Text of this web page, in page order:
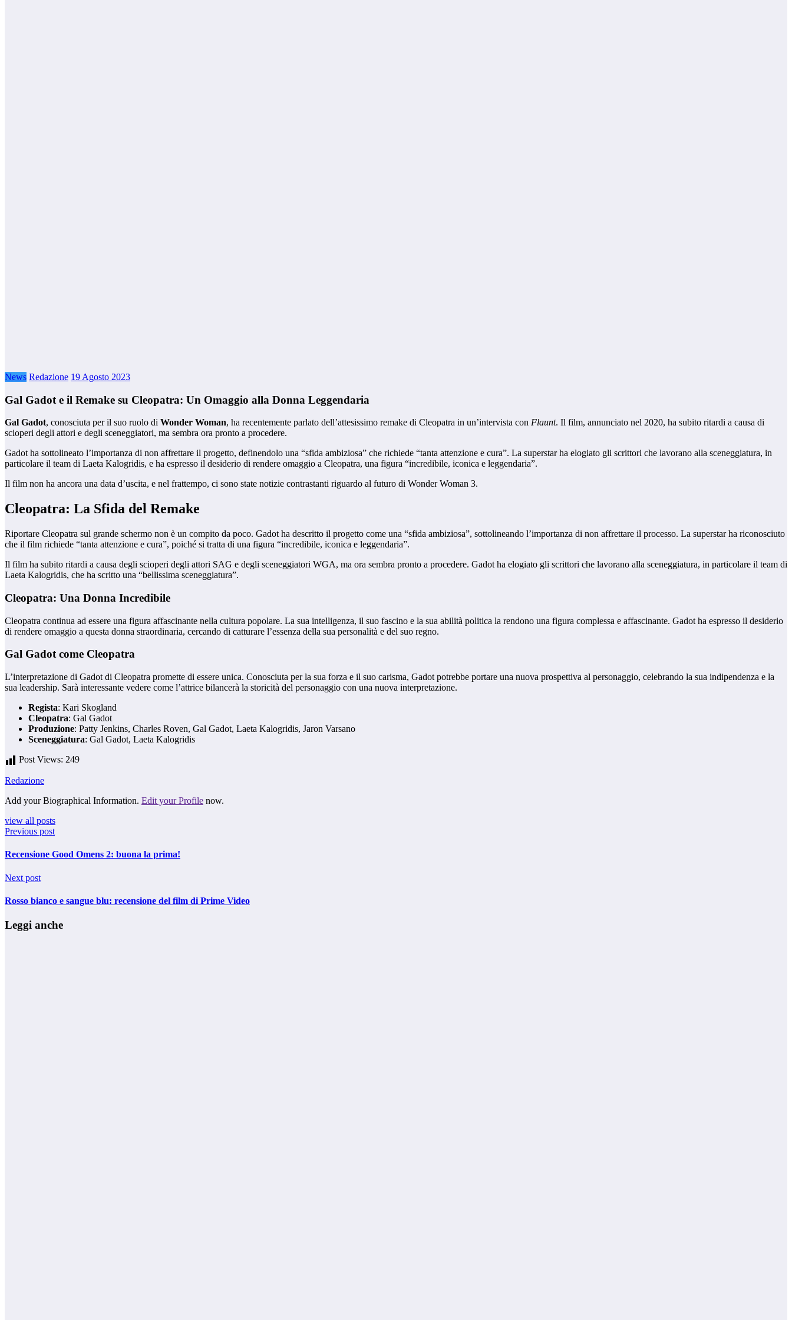
News Redazione 19 Agosto 2023
Gal Gadot e il Remake su Cleopatra: Un Omaggio alla Donna Leggendaria
Gal Gadot, conosciuta per il suo ruolo di Wonder Woman, ha recentemente parlato dell’attesissimo remake di Cleopatra in un’intervista con Flaunt. Il film, annunciato nel 2020, ha subito ritardi a causa di
scioperi degli attori e degli sceneggiatori, ma sembra ora pronto a procedere.
Gadot ha sottolineato l’importanza di non affrettare il progetto, definendolo una “sfida ambiziosa” che richiede “tanta attenzione e cura”. La superstar ha elogiato gli scrittori che lavorano alla sceneggiatura, in
particolare il team di Laeta Kalogridis, e ha espresso il desiderio di rendere omaggio a Cleopatra, una figura “incredibile, iconica e leggendaria”.
Il film non ha ancora una data d’uscita, e nel frattempo, ci sono state notizie contrastanti riguardo al futuro di Wonder Woman 3.
Cleopatra: La Sfida del Remake
Riportare Cleopatra sul grande schermo non è un compito da poco. Gadot ha descritto il progetto come una “sfida ambiziosa”, sottolineando l’importanza di non affrettare il processo. La superstar ha riconosciuto
che il film richiede “tanta attenzione e cura”, poiché si tratta di una figura “incredibile, iconica e leggendaria”.
Il film ha subito ritardi a causa degli scioperi degli attori SAG e degli sceneggiatori WGA, ma ora sembra pronto a procedere. Gadot ha elogiato gli scrittori che lavorano alla sceneggiatura, in particolare il team di
Laeta Kalogridis, che ha scritto una “bellissima sceneggiatura”.
Cleopatra: Una Donna Incredibile
Cleopatra continua ad essere una figura affascinante nella cultura popolare. La sua intelligenza, il suo fascino e la sua abilità politica la rendono una figura complessa e affascinante. Gadot ha espresso il desiderio
di rendere omaggio a questa donna straordinaria, cercando di catturare l’essenza della sua personalità e del suo regno.
Gal Gadot come Cleopatra
L’interpretazione di Gadot di Cleopatra promette di essere unica. Conosciuta per la sua forza e il suo carisma, Gadot potrebbe portare una nuova prospettiva al personaggio, celebrando la sua indipendenza e la
sua leadership. Sarà interessante vedere come l’attrice bilancerà la storicità del personaggio con una nuova interpretazione.
Regista: Kari Skogland
Cleopatra: Gal Gadot
Produzione: Patty Jenkins, Charles Roven, Gal Gadot, Laeta Kalogridis, Jaron Varsano
Sceneggiatura: Gal Gadot, Laeta Kalogridis
Post Views: 249
Redazione
Add your Biographical Information. Edit your Profile now.
view all posts
Previous post
Recensione Good Omens 2: buona la prima!
Next post
Rosso bianco e sangue blu: recensione del film di Prime Video
Leggi anche